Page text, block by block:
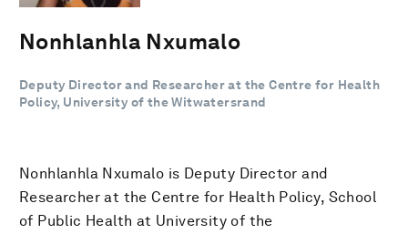
Nonhlanhla Nxumalo
Deputy Director and Researcher at the Centre for Health
Policy, University of the Witwatersrand
Nonhlanhla Nxumalo is Deputy Director and
Researcher at the Centre for Health Policy, School
of Public Health at University of the